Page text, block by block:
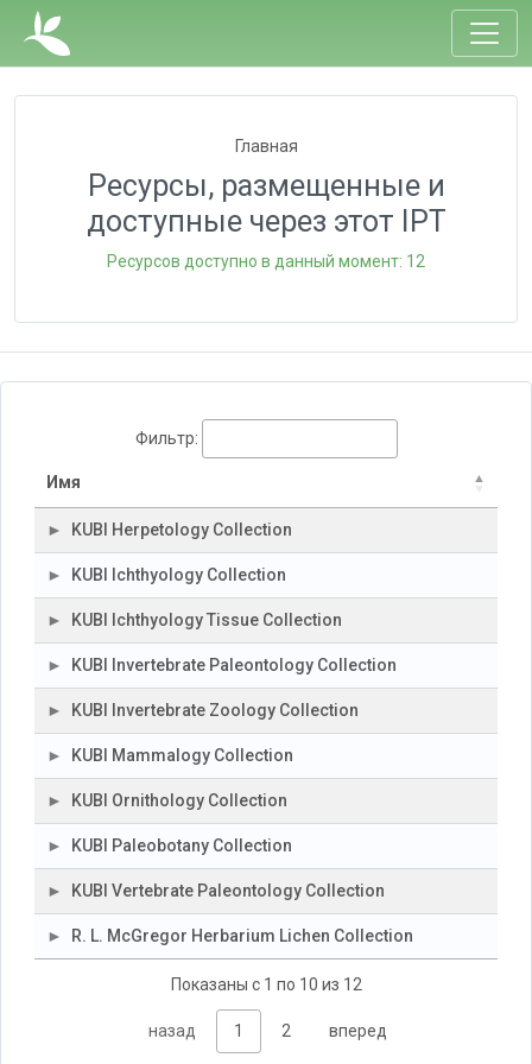
Главная
Ресурсы, размещенные и
доступные через этот IPT
Ресурсов доступно в данный момент: 12
Фильтр:
Имя
KUBI Herpetology Collection
KUBI Ichthyology Collection
KUBI Ichthyology Tissue Collection
KUBI Invertebrate Paleontology Collection
KUBI Invertebrate Zoology Collection
KUBI Mammalogy Collection
KUBI Ornithology Collection
KUBI Paleobotany Collection
KUBI Vertebrate Paleontology Collection
R. L. McGregor Herbarium Lichen Collection
Показаны с 1 по 10 из 12
назад 1 2 вперед